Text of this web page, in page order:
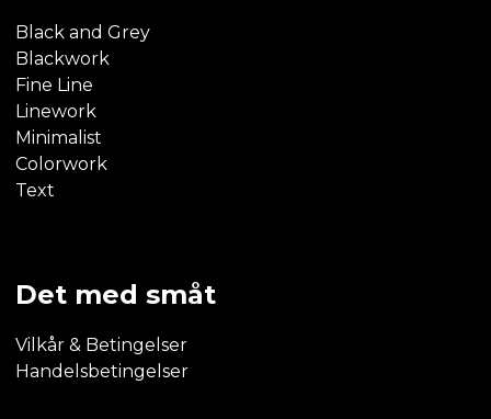
Black and Grey
Blackwork
Fine Line
Linework
Minimalist
Colorwork
Text
Det med småt
Vilkår & Betingelser
Handelsbetingelser